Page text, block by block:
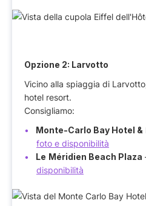
Opzione 2: Larvotto
Vicino alla spiaggia di
hotel resort.
Consigliamo:
Monte-Carlo Bay Hotel &
foto e disponibilità
Le Méridien Beach Plaza
disponibilità